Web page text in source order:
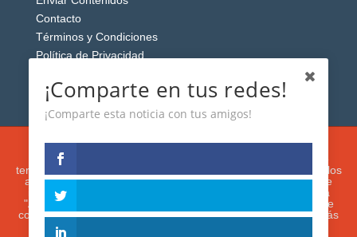
Contacto
Términos y Condiciones
Política de Privacidad
Esta web usa cookies analíticas y publicitarias (propias y de
terceros) para analizar el tráfico y personalizar el contenido y los
anuncios que le mostremos de acuerdo con su navegación e
intereses, buscando así mejorar su experiencia. Si presiona
"Aceptar" o continúa navegando, acepta su utilización. Puede
configurar o rechazar su uso presionando "Configuración". Más
¡Comparte en tus redes!
¡Comparte esta noticia con tus amigos!